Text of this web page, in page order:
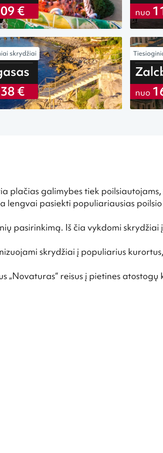
€ nuo
skrydžiai
€
iš
nuo
plačias galimybes tiek
lengvai pasiekti populiariausias
pasirinkimą. Iš čia vykdomi
skrydžiai į populiarius
reisus į pietines